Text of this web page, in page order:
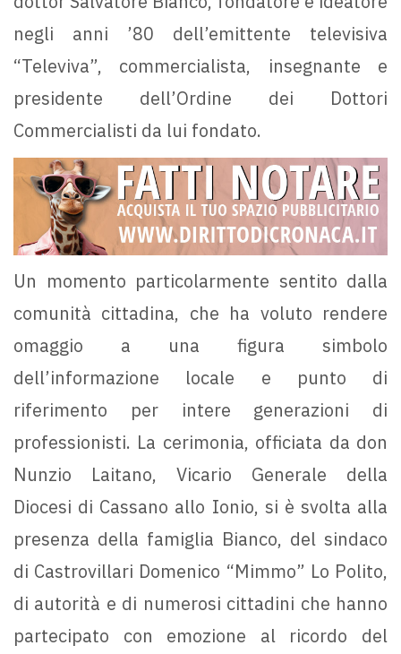
negli anni ’80 dell’emittente televisiva
“Televiva”, commercialista, insegnante e
presidente dell’Ordine dei Dottori
Commercialisti da lui fondato.
Un momento particolarmente sentito dalla
comunità cittadina, che ha voluto rendere
omaggio a una figura simbolo
dell’informazione locale e punto di
riferimento per intere generazioni di
professionisti. La cerimonia, officiata da don
Nunzio Laitano, Vicario Generale della
Diocesi di Cassano allo Ionio, si è svolta alla
presenza della famiglia Bianco, del sindaco
di Castrovillari Domenico “Mimmo” Lo Polito,
di autorità e di numerosi cittadini che hanno
partecipato con emozione al ricordo del